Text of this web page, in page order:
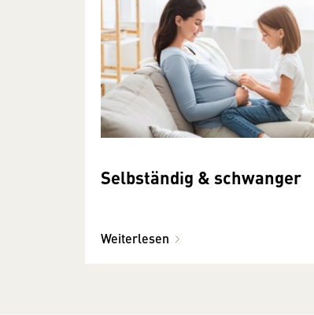
Selbständig & schwanger
Weiterlesen